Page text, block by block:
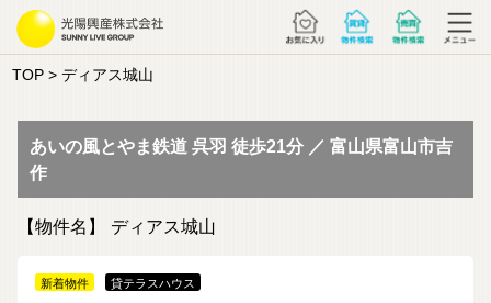
TOP> ディアス城山
あいの風とやま鉄道 呉羽 徒歩21分 ／ 富山県富山市吉
作
【物件名】 ディアス城山
新着物件 貸テラスハウス